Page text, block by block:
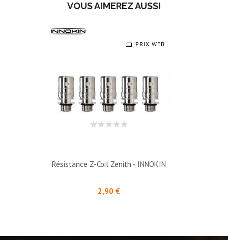
VOUS AIMEREZ AUSSI
PRIX WEB
Résistance Z-Coil Zenith - INNOKIN
2,90 €